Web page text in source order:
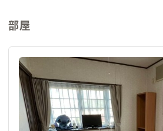
部屋